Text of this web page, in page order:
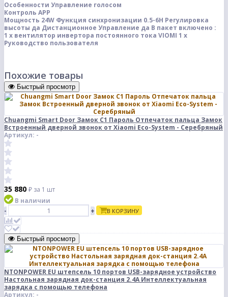
Особенности Управление голосом
Контроль APP
Мощность 24W Функция синхронизации 0.5-6H Регулировка
высоты да Дистанционное Управление да В пакет включено :
1 x вентилятор инвертора постоянного тока VIOMI 1 x
Руководство пользователя
Похожие товары
Быстрый просмотр
Chuangmi Smart Door Замок C1 Пароль Отпечаток пальца Замок
Встроенный дверной звонок от Xiaomi Eco-System - Серебряный
Артикул: -
35 880 ₽ за 1 шт
В наличии
-
+ В КОРЗИНУ
Быстрый просмотр
NTONPOWER EU штепсель 10 портов USB-зарядное устройство
Настольная зарядная док-станция 2.4A Интеллектуальная
зарядка с помощью телефона
Артикул: -